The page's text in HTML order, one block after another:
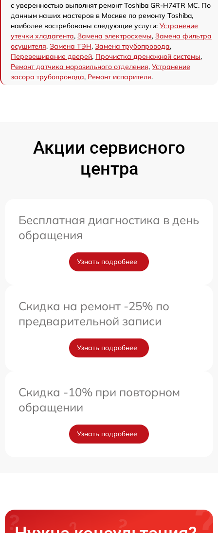
с уверенностью выполнят ремонт Toshiba GR-H74TR MC. По
данным наших мастеров в Москве по ремонту Toshiba,
наиболее востребованы следующие услуги: Устранение
утечки хладагента, Замена электросхемы, Замена фильтра
осушителя, Замена ТЭН, Замена трубопровода,
Перевешивание дверей, Прочистка дренажной системы,
Ремонт датчика морозильного отделения, Устранение
засора трубопровода, Ремонт испарителя.
Акции сервисного
центра
Бесплатная диагностика в день
обращения
Узнать подробнее
Скидка на ремонт -25% по
предварительной записи
Узнать подробнее
Скидка -10% при повторном
обращении
Узнать подробнее